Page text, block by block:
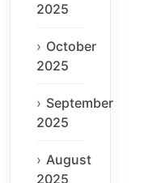
2025
October
2025
September
2025
August
2025